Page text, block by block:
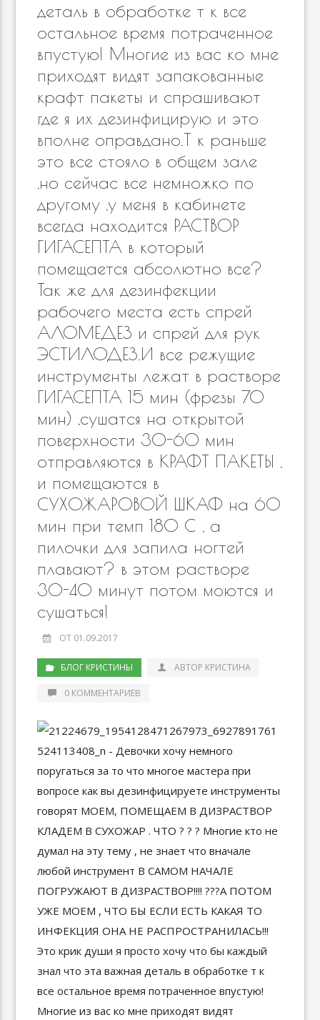
деталь в обработке т к все
остальное время потраченное
впустую! Многие из вас ко мне
приходят видят запакованные
крафт пакеты и спрашивают
где я их дезинфицирую и это
вполне оправдано.Т к раньше
это все стояло в общем зале
,но сейчас все немножко по
другому ,у меня в кабинете
всегда находится РАСТВОР
ГИГАСЕПТА в который
помещается абсолютно все?
Так же для дезинфекции
рабочего места есть спрей
АЛОМЕДЕЗ и спрей для рук
ЭСТИЛОДЕЗ.И все режущие
инструменты лежат в растворе
ГИГАСЕПТА 15 мин (фрезы 70
мин) ,сушатся на открытой
поверхности 30-60 мин
отправляются в КРАФТ ПАКЕТЫ ,
и помещаются в
СУХОЖАРОВОЙ ШКАФ на 60
мин при темп 180 C , а
пилочки для запила ногтей
плавают? в этом растворе
30-40 минут потом моются и
сушаться!
ОТ 01.09.2017
БЛОГ КРИСТИНЫ АВТОР КРИСТИНА
0 КОММЕНТАРИЕВ